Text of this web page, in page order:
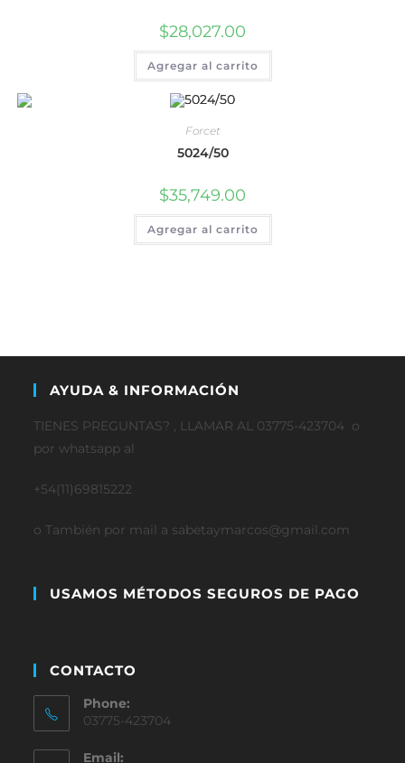
$28,027.00
Agregar al carrito
Forcet
5024/50
$35,749.00
Agregar al carrito
AYUDA & INFORMACIÓN
TIENES PREGUNTAS? , LLAMAR AL 03775-423704 o
por whatsapp al
+54(11)69815222
o También por mail a sabetaymarcos@gmail.com
USAMOS MÉTODOS SEGUROS DE PAGO
CONTACTO
Phone:
03775-423704
Email: